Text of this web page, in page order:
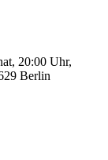
20:00 Uhr,
Berlin